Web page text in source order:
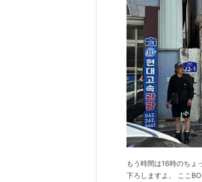
もう時間は16時のちょ
下ろしますよ。 ここ